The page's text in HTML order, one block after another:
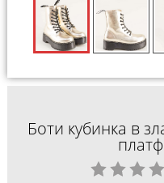
Боти кубинка в